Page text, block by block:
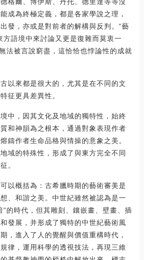
成為終極定義，都是各家學說之理，
發，亦或是對前者的解構與反判。“藝
方語境中來討論又更是復雜而莫衷一
法被言說窮盡，這恰恰也悖論性的成就
以來都是很大的，尤其是在不同的文
征更具差異性。
中，因其文化及地域的獨特性，始終
和神韻為之根本，通過對象表現作者
鑄作者生命品格與情操的意象之美。
域的特殊性，形成了與東方完全不同
。
以概括為：古希臘時期的藝術審美是
、和諧之美。中世紀雖然被認為是一
”的時代，但其雕刻、鑲嵌畫、壁畫、插
發展，并形成了獨特的中世紀藝術風
，進入了人的覺醒與價值重構時代，
律，運用科學的透視技法，再現三維